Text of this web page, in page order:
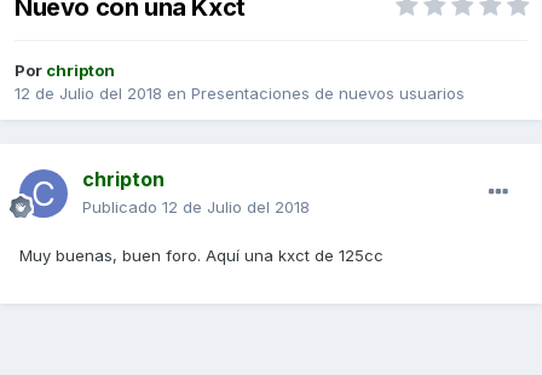
Nuevo con una Kxct
Por chripton
12 de Julio del 2018 en Presentaciones de nuevos usuarios
chripton
Publicado 12 de Julio del 2018
Muy buenas, buen foro. Aquí una kxct de 125cc